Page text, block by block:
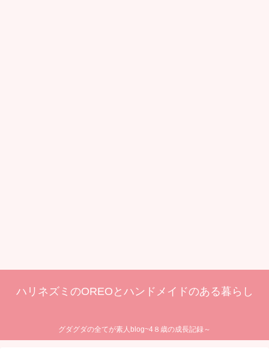
ハリネズミのOREOとハンドメイドのある暮らし
グダグダの全てが素人blog~4８歳の成長記録～